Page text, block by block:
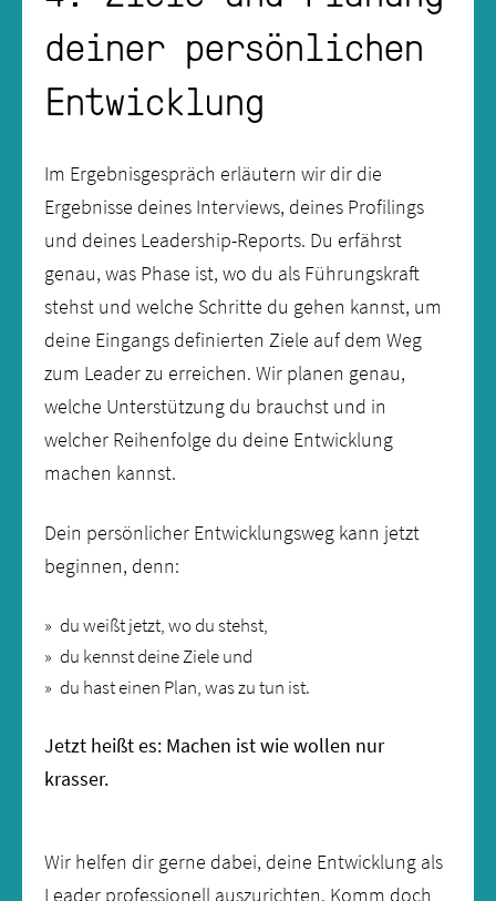
deiner persönlichen
Entwicklung
Im Ergebnisgespräch erläutern wir dir die
Ergebnisse deines Interviews, deines Profilings
und deines Leadership-Reports. Du erfährst
genau, was Phase ist, wo du als Führungskraft
stehst und welche Schritte du gehen kannst, um
deine Eingangs definierten Ziele auf dem Weg
zum Leader zu erreichen. Wir planen genau,
welche Unterstützung du brauchst und in
welcher Reihenfolge du deine Entwicklung
machen kannst.
Dein persönlicher Entwicklungsweg kann jetzt
beginnen, denn:
du weißt jetzt, wo du stehst,
du kennst deine Ziele und
du hast einen Plan, was zu tun ist.
Jetzt heißt es: Machen ist wie wollen nur
krasser.
Wir helfen dir gerne dabei, deine Entwicklung als
Leader professionell auszurichten. Komm doch